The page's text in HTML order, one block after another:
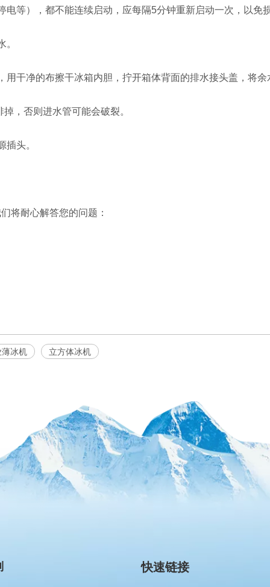
等），都不能连续启动，应每隔5分钟重新启动一次，以免
。
干净的布擦干冰箱内胆，拧开箱体背面的排水接头盖，将
，否则进水管可能会破裂。
头。
将耐心解答您的问题：
冰机 立方体冰机
快速链接